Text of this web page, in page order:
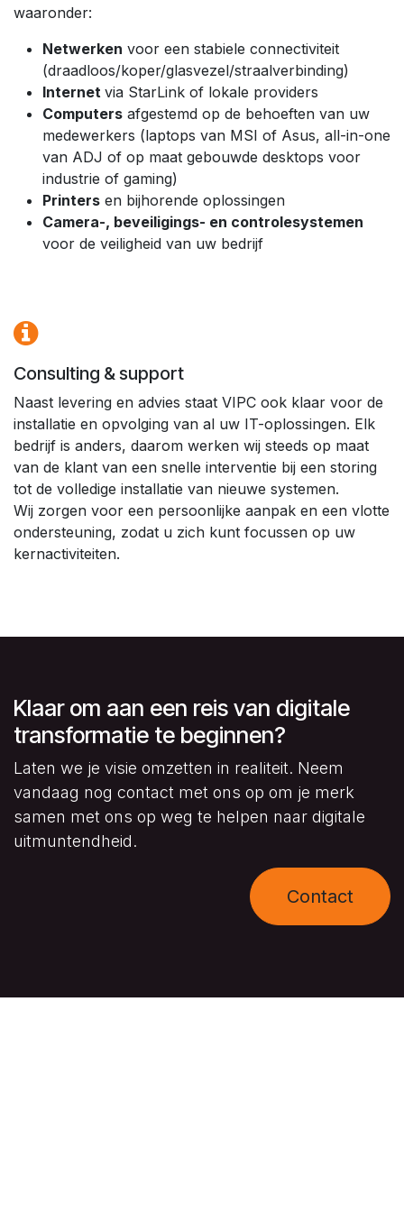
waaronder:
Netwerken voor een stabiele connectiviteit
(draadloos/koper/glasvezel/straalverbinding)
Internet via StarLink of lokale providers
Computers afgestemd op de behoeften van uw
medewerkers (laptops van MSI of Asus, all-in-one
van ADJ of op maat gebouwde desktops voor
industrie of gaming)
Printers en bijhorende oplossingen
Camera-, beveiligings- en controlesystemen
voor de veiligheid van uw bedrijf
Consulting & support
Naast levering en advies staat VIPC ook klaar voor de
installatie en opvolging van al uw IT-oplossingen. Elk
bedrijf is anders, daarom werken wij steeds op maat
van de klant van een snelle interventie bij een storing
tot de volledige installatie van nieuwe systemen.
Wij zorgen voor een persoonlijke aanpak en een vlotte
ondersteuning, zodat u zich kunt focussen op uw
kernactiviteiten.
Klaar om aan een reis van digitale
transformatie te beginnen?
Laten we je visie omzetten in realiteit. Neem
vandaag nog contact met ons op om je merk
samen met ons op weg te helpen naar digitale
uitmuntendheid.
Contact